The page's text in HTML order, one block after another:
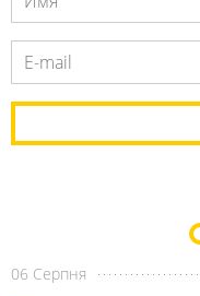
06 Серпня